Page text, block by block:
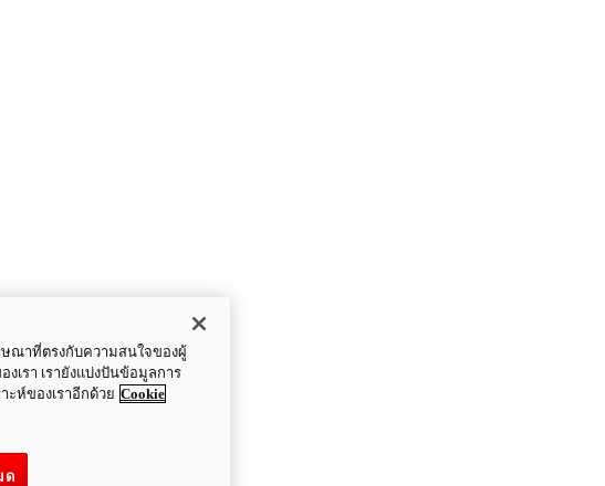
ษณาที่ตรงกับความสนใจของผู้
เรา เรายังแบ่งปันข้อมูลการ
ะห์ของเราอีกด้วย Cookie
ด